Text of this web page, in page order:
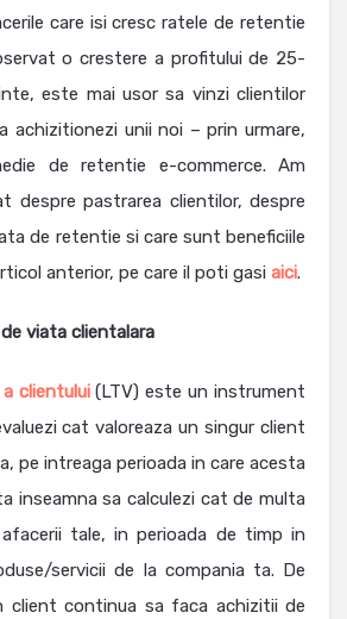
care isi cresc ratele de retentie
o crestere a profitului de 25-
este mai usor sa vinzi clientilor
achizitionezi unii noi – prin urmare,
de retentie e-commerce. Am
despre pastrarea clientilor, despre
de retentie si care sunt beneficiile
anterior, pe care il poti gasi aici.
viata clientalara
clientului(LTV) este un instrument
cat valoreaza un singur client
pe intreaga perioada in care acesta
inseamna sa calculezi cat de multa
tale, in perioada de timp in
servicii de la compania ta. De
client continua sa faca achizitii de